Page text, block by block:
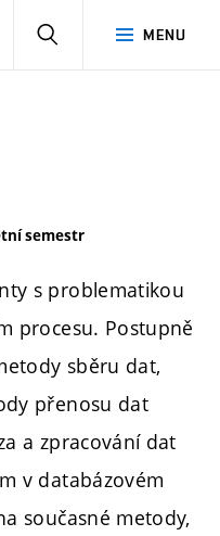
MENU
semestr
s problematikou
procesu. Postupně
sběru dat,
přenosu dat
a zpracování dat
v databázovém
současné metody,